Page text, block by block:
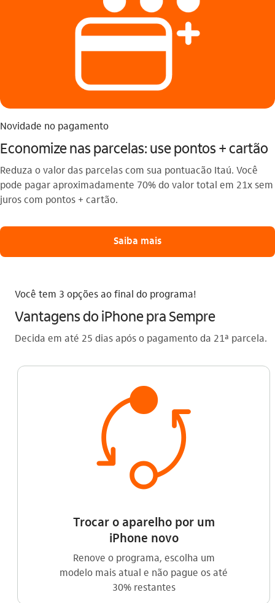
Novidade no pagamento
Economize nas parcelas: use pontos + cartão
Reduza o valor das parcelas com sua pontuacão Itaú. Você
pode pagar aproximadamente 70% do valor total em 21x sem
juros com pontos + cartão.
Saiba mais
Você tem 3 opções ao final do programa!
Vantagens do iPhone pra Sempre
Decida em até 25 dias após o pagamento da 21ª parcela.
Trocar o aparelho por um
iPhone novo
Renove o programa, escolha um
modelo mais atual e não pague os até
30% restantes